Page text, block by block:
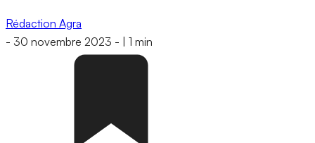
Rédaction Agra
- 30 novembre 2023 - 1 min